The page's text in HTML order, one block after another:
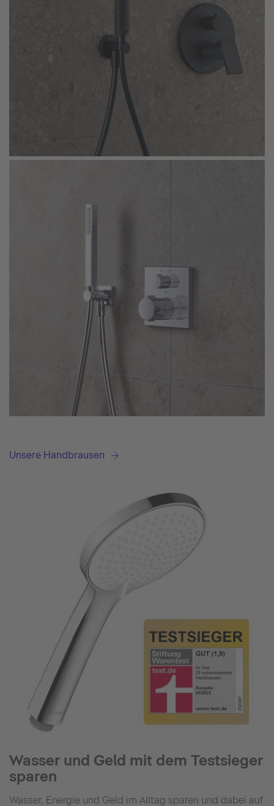
Unsere Handbrausen
Wasser und Geld mit dem Testsieger
sparen
Wasser, Energie und Geld im Alltag sparen und dabei auf